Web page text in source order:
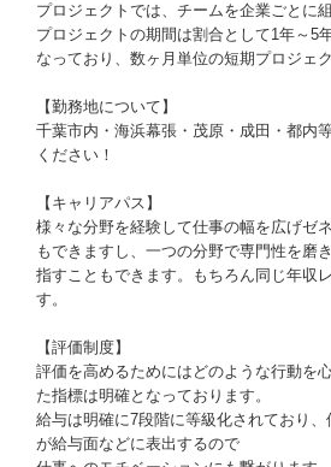
プロジェクトでは、チームを企業ごとに
プロジェクトの期間は割合として1年～5
なっており、数ヶ月単位の短期プロジェ
【勤務地について】
千葉市内・海浜幕張・茂原・成田・都内
ください！
【キャリアパス】
様々な分野を経験して仕事の幅を広げゼ
もできますし、一つの分野で専門性を磨
指すこともできます。もちろん同じ年収
す。
【評価制度】
評価を高めるためにはどのような行動を
た指標は明確となっております。
給与は明確に7段階に等級化されており
が給与面などに表出するので